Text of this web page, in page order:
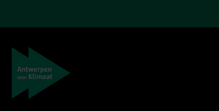
Navigatie